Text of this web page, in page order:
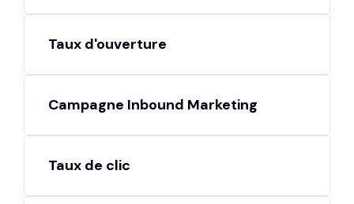
Taux d'ouverture
Campagne Inbound Marketing
Taux de clic